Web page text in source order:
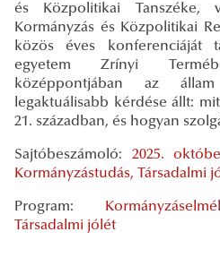
és Közpolitikai Tanszéke,
Kormányzás és Közpolitikai
közös éves konferenciáját
egyetem Zrínyi
középpontjában az
legaktuálisabb kérdése állt:
21. században, és hogyan
Sajtóbeszámoló: 2025.
Kormányzástudás, Társadalmi
Program:
Társadalmi jólét